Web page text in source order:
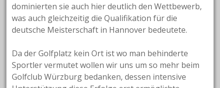
dominierten sie auch hier deutlich den Wettbewerb,
was auch gleichzeitig die Qualifikation für die
deutsche Meisterschaft in Hannover bedeutete.
Da der Golfplatz kein Ort ist wo man behinderte
Sportler vermutet wollen wir uns um so mehr beim
Golfclub Würzburg bedanken, dessen intensive